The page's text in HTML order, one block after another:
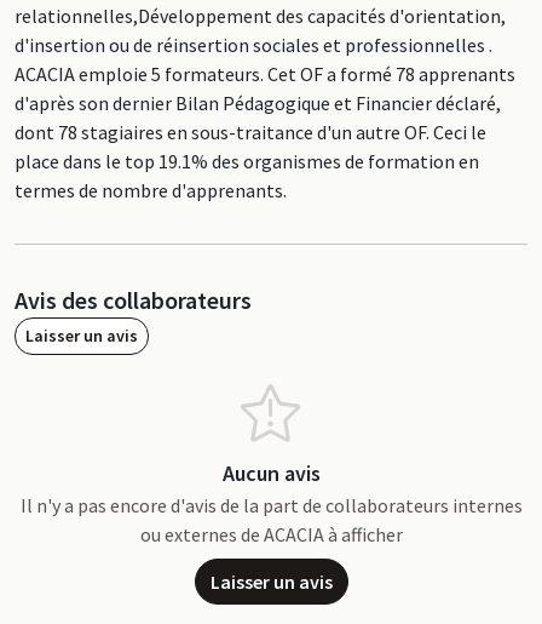
relationnelles,Développement des capacités d'orientation,
d'insertion ou de réinsertion sociales et professionnelles .
ACACIA emploie 5 formateurs. Cet OF a formé 78 apprenants
d'après son dernier Bilan Pédagogique et Financier déclaré,
dont 78 stagiaires en sous-traitance d'un autre OF. Ceci le
place dans le top 19.1% des organismes de formation en
termes de nombre d'apprenants.
Avis des collaborateurs
Laisser un avis
Aucun avis
Il n'y a pas encore d'avis de la part de collaborateurs internes
ou externes de ACACIA à afficher
Laisser un avis